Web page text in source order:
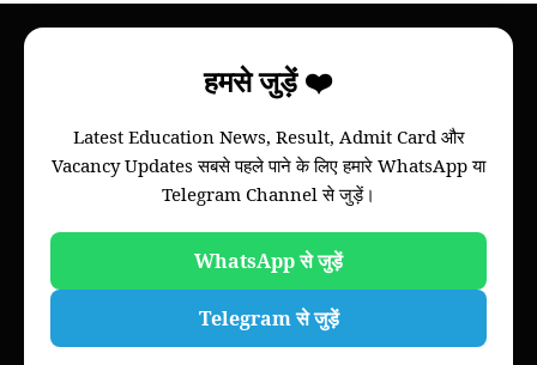
हमसे जुड़ें ❤️
Latest Education News, Result, Admit Card और
Vacancy Updates सबसे पहले पाने के लिए हमारे WhatsApp या
Telegram Channel से जुड़ें।
WhatsApp से जुड़ें
Telegram से जुड़ें
information
of your college, we will provide information of
Bihar board and all colleges of all universities of
Bihar through this website.
Please note that this is not an official website of
any Universities of Govt. Institutions.